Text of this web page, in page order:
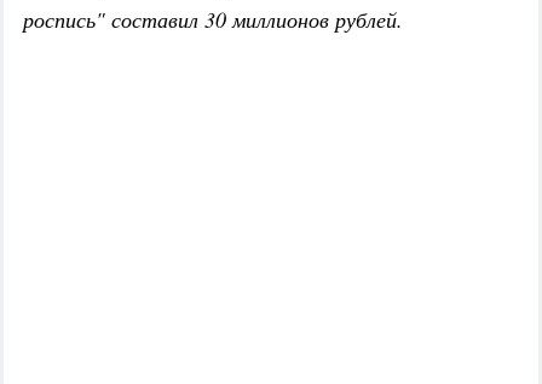
роспись" составил 30 миллионов рублей.